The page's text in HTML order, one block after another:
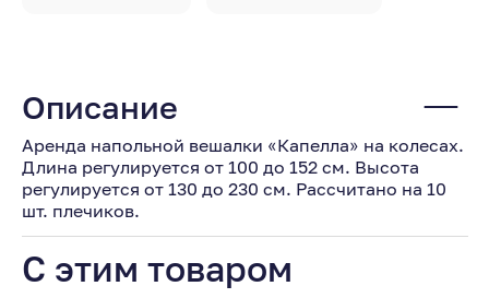
Описание
Аренда напольной вешалки «Капелла» на колесах.
Длина регулируется от 100 до 152 см. Высота
регулируется от 130 до 230 см. Рассчитано на 10
шт. плечиков.
С этим товаром